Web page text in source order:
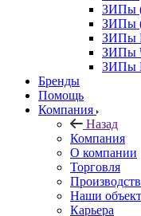
ЗИПы
ЗИПы
ЗИПы
ЗИПы
ЗИПы
Бренды
Помощь
Компания
Назад
Компания
О компании
Торговля
Наши
Карьера